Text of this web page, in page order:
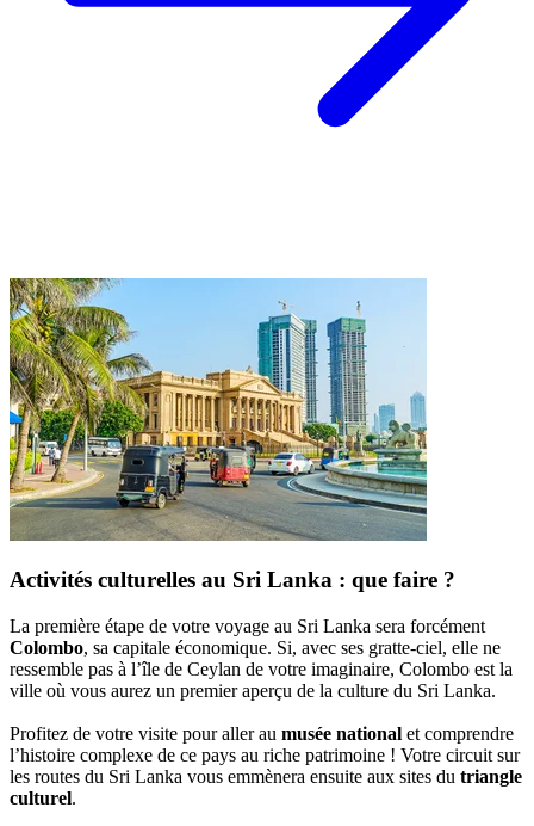
Activités culturelles au Sri Lanka : que faire ?
La première étape de votre voyage au Sri Lanka sera forcément
Colombo, sa capitale économique. Si, avec ses gratte-ciel, elle ne
ressemble pas à l’île de Ceylan de votre imaginaire, Colombo est la
ville où vous aurez un premier aperçu de la culture du Sri Lanka.
Profitez de votre visite pour aller au musée national et comprendre
l’histoire complexe de ce pays au riche patrimoine ! Votre circuit sur
les routes du Sri Lanka vous emmènera ensuite aux sites du triangle
culturel.